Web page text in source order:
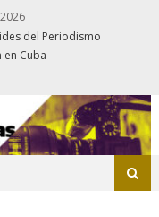
del Periodismo
Cuba